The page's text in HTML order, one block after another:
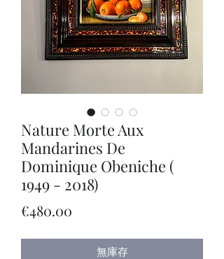
Nature Morte Aux
Mandarines De
Dominique Obeniche (
1949 - 2018)
€480.00
無庫存